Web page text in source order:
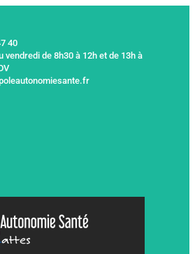
40
vendredi de 8h30 à 12h et de 13h à